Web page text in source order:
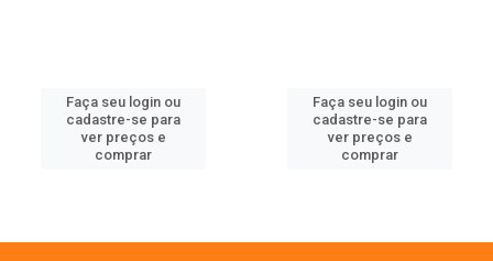
Faça seu login ou
cadastre-se para
ver preços e
comprar
Faça seu login ou
cadastre-se para
ver preços e
comprar